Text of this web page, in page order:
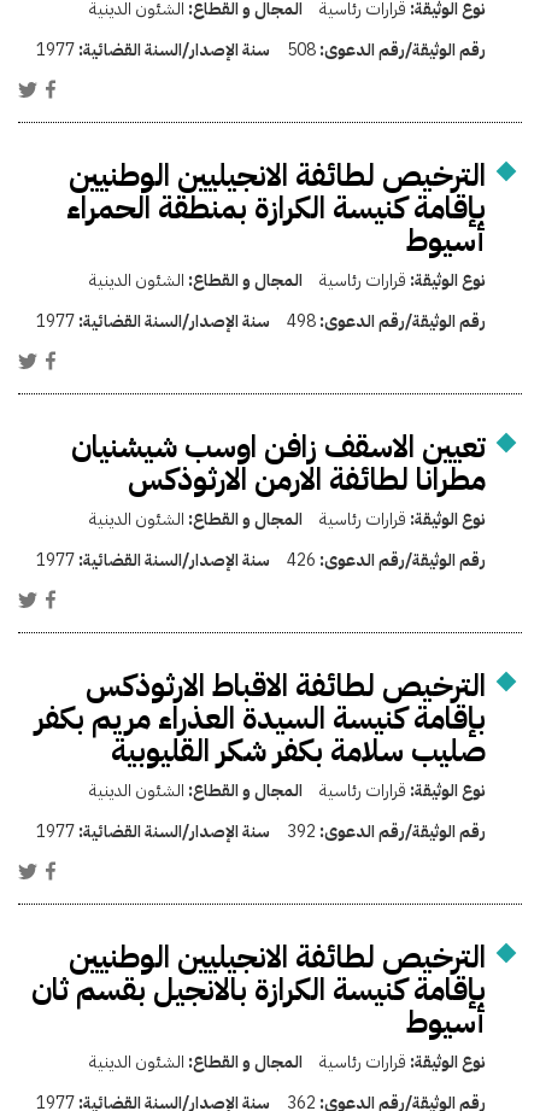
نوع الوثيقة: قرارات رئاسية المجال و القطاع: الشئون الدينية
رقم الوثيقة/رقم الدعوى:508 سنة الإصدار/السنة القضائية:1977
الترخيص لطائفة الانجيليين الوطنيين
بإقامة كنيسة الكرازة بمنطقة الحمراء
أسيوط
نوع الوثيقة: قرارات رئاسية المجال و القطاع: الشئون الدينية
رقم الوثيقة/رقم الدعوى:498 سنة الإصدار/السنة القضائية:1977
تعيين الاسقف زافن اوسب شيشنيان
مطرانا لطائفة الارمن الارثوذكس
نوع الوثيقة: قرارات رئاسية المجال و القطاع: الشئون الدينية
رقم الوثيقة/رقم الدعوى: 426 سنة الإصدار/السنة القضائية:1977
الترخيص لطائفة الاقباط الارثوذكس
بإقامة كنيسة السيدة العذراء مريم بكفر
صليب سلامة بكفر شكر القليوبية
نوع الوثيقة: قرارات رئاسية المجال و القطاع: الشئون الدينية
رقم الوثيقة/رقم الدعوى: 392 سنة الإصدار/السنة القضائية:1977
الترخيص لطائفة الانجيليين الوطنيين
بإقامة كنيسة الكرازة بالانجيل بقسم ثان
أسيوط
نوع الوثيقة: قرارات رئاسية المجال و القطاع: الشئون الدينية
رقم الوثيقة/رقم الدعوى: 362 سنة الإصدار/السنة القضائية:1977